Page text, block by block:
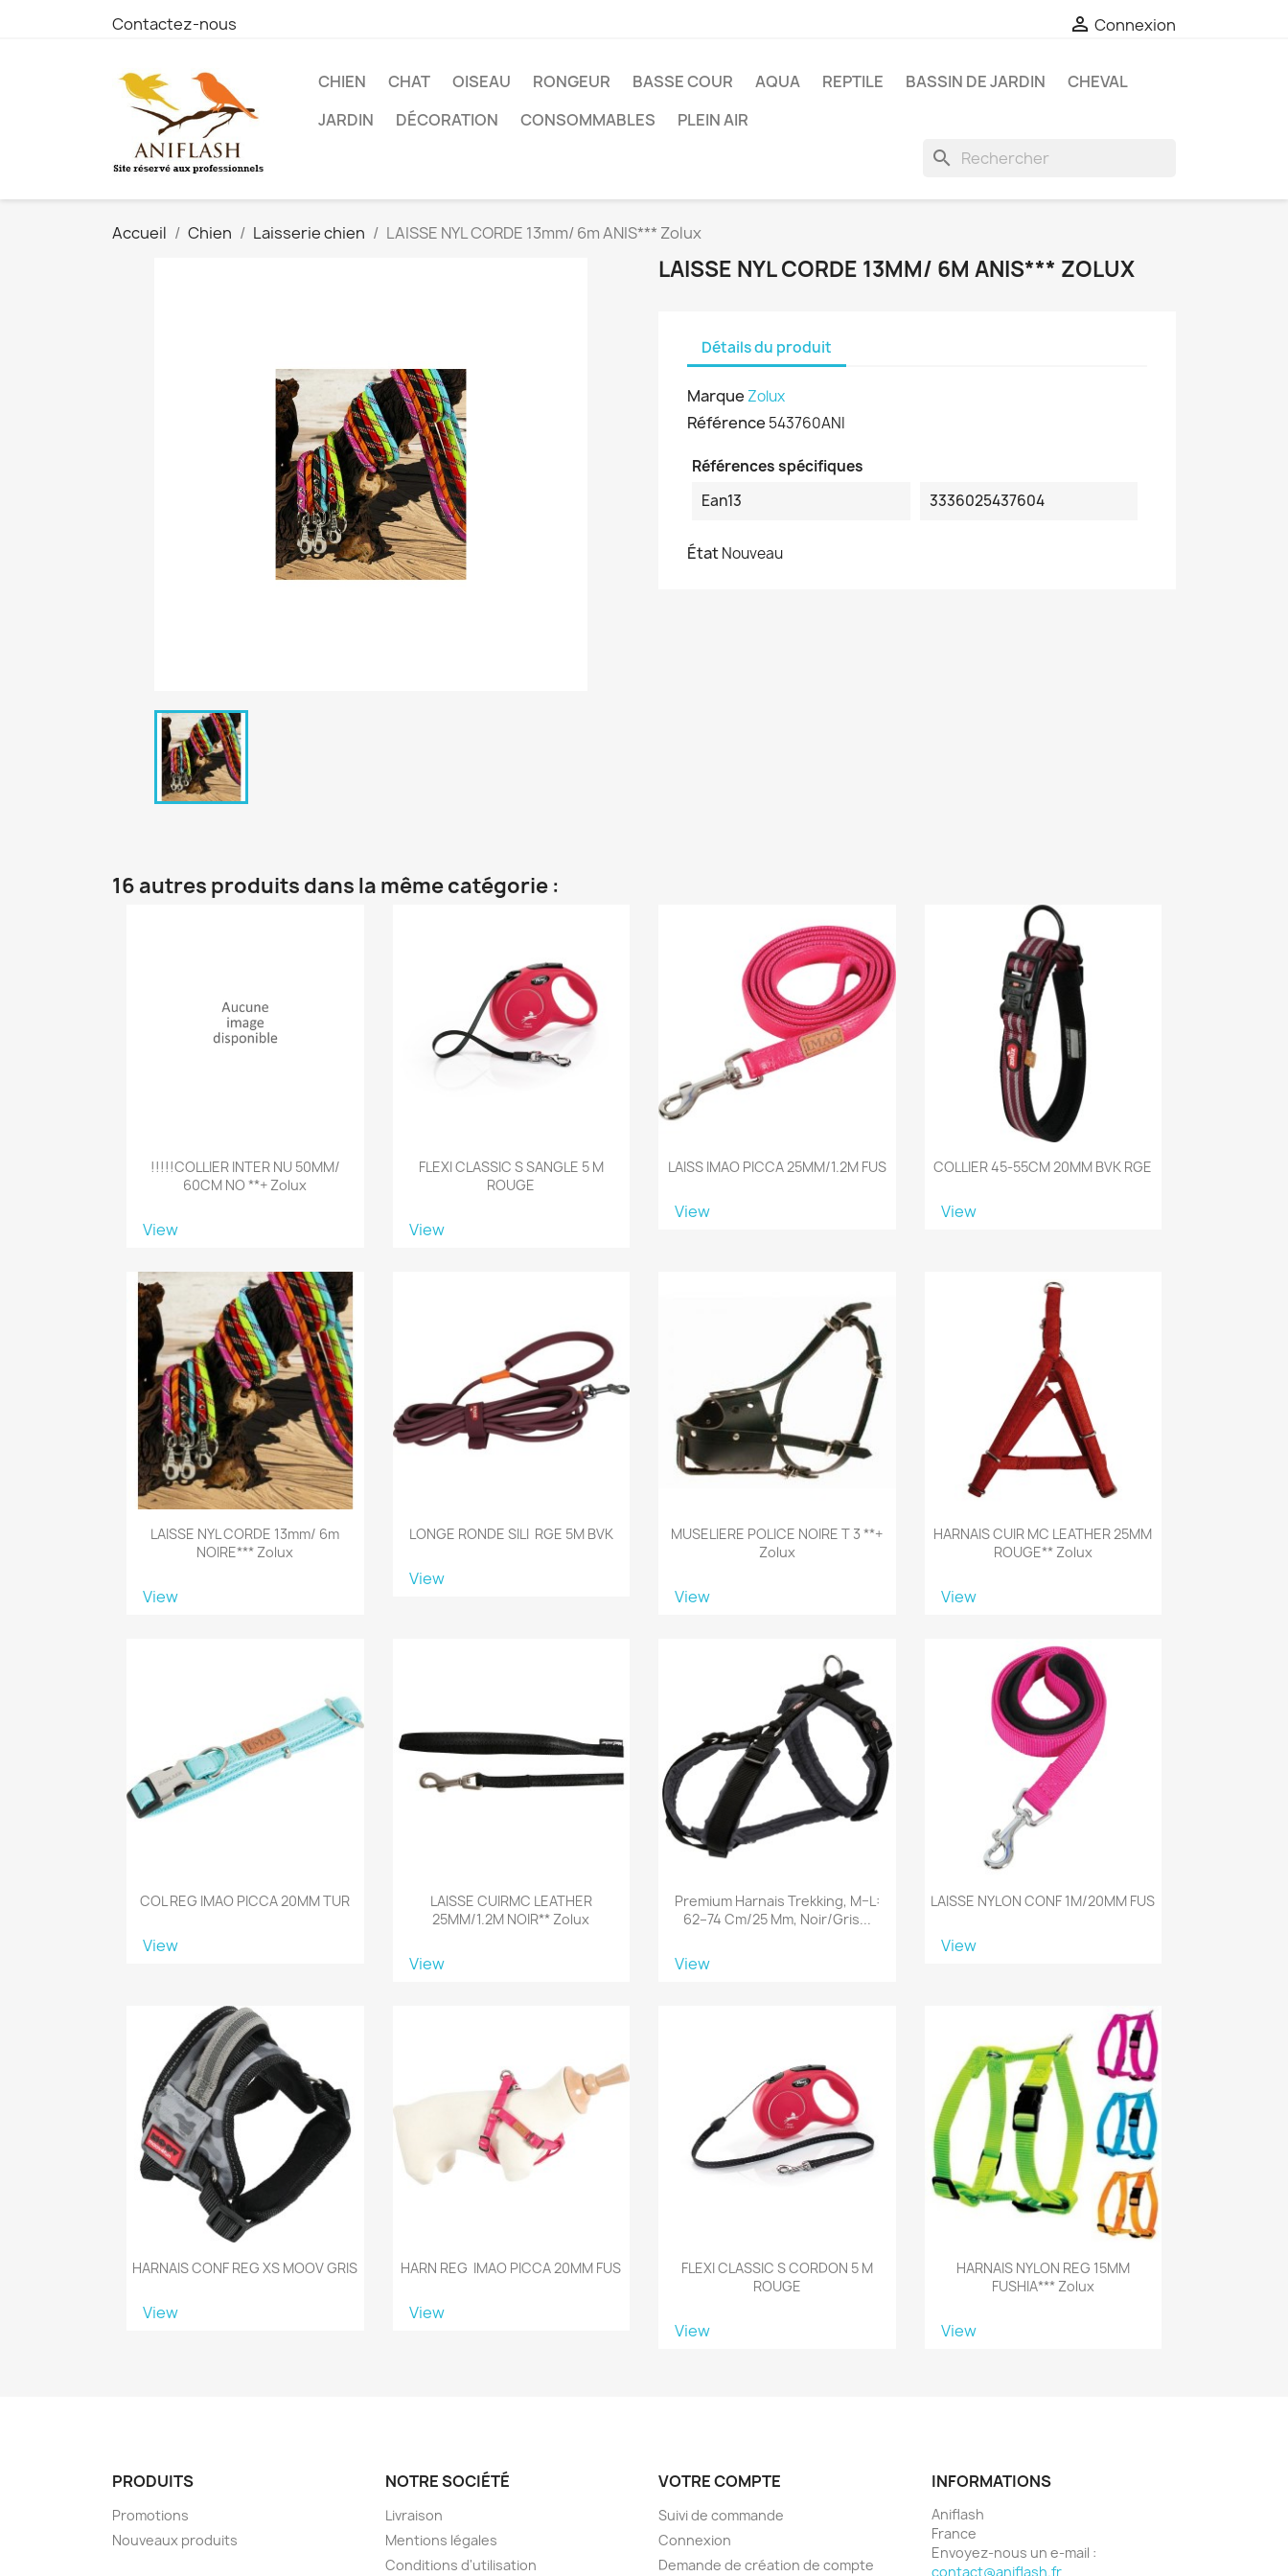
Contactez-nous  Connexion
CHIEN CHAT OISEAU RONGEUR BASSE COUR AQUA REPTILE BASSIN DE JARDIN
CHEVAL
JARDIN
DÉCORATION CONSOMMABLES PLEIN AIR
search
Accueil Chien Laisserie chien LAISSE NYL CORDE 13mm/ 6m ANIS*** Zolux
LAISSE NYL CORDE 13MM/ 6M ANIS*** ZOLUX
Détails du produit
Marque Zolux
Référence 543760ANI
Références spécifiques
Ean13
3336025437604
ÉtatNouveau
16 autres produits dans la même catégorie :
!!!!!COLLIER INTER NU 50MM/
60CM NO **+ Zolux
View
FLEXI CLASSIC S SANGLE 5 M
ROUGE
View
LAISS IMAO PICCA 25MM/1.2M FUS
View
COLLIER 45-55CM 20MM BVK RGE
View
LAISSE NYL CORDE 13mm/ 6m
NOIRE*** Zolux
View
LONGE RONDE SILI RGE 5M BVK
View
MUSELIERE POLICE NOIRE T 3 **+
Zolux
View
HARNAIS CUIR MC LEATHER 25MM
ROUGE** Zolux
View
COL REG IMAO PICCA 20MM TUR
View
LAISSE CUIRMC LEATHER
25MM/1.2M NOIR** Zolux
View
Premium Harnais Trekking, M–L:
62–74 Cm/25 Mm, Noir/gris...
View
LAISSE NYLON CONF 1M/20MM FUS
View
HARNAIS CONF REG XS MOOV GRIS
View
HARN REG IMAO PICCA 20MM FUS
View
FLEXI CLASSIC S CORDON 5 M
ROUGE
View
HARNAIS NYLON REG 15MM
FUSHIA*** Zolux
View
PRODUITS
Promotions
Nouveaux produits
NOTRE SOCIÉTÉ
Livraison
Mentions légales
Conditions d'utilisation
VOTRE COMPTE
Suivi de commande
Connexion
Demande de création de compte
INFORMATIONS
Aniflash
France
Envoyez-nous un e-mail :
contact@aniflash.fr